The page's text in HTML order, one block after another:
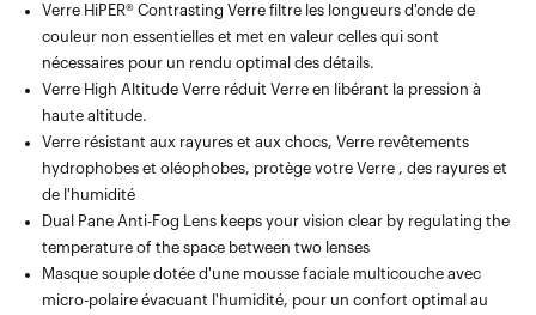
Verre HiPER® Contrasting Verre filtre les longueurs d'onde de
couleur non essentielles et met en valeur celles qui sont
nécessaires pour un rendu optimal des détails.
Verre High Altitude Verre réduit Verre en libérant la pression à
haute altitude.
Verre résistant aux rayures et aux chocs, Verre revêtements
hydrophobes et oléophobes, protège votre Verre , des rayures et
de l'humidité
Dual Pane Anti-Fog Lens keeps your vision clear by regulating the
temperature of the space between two lenses
Masque souple dotée d'une mousse faciale multicouche avec
micro-polaire évacuant l'humidité, pour un confort optimal au